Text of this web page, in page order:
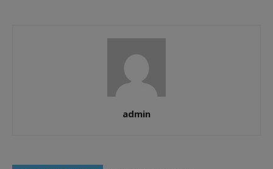
admin